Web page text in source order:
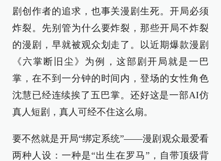
剧创作者的追求，也事关漫剧生死。开局必须
炸裂。先别管为什么要炸裂，那些开局不炸裂
的漫剧，早就被观众划走了。以近期爆款漫剧
《六掌断旧尘》为例，这部剧开局就是一巴
掌，在不到一分钟的时间内，登场的女性角色
沈慧已经连续挨了五巴掌。还好这是一部AI仿
真人短剧，真人可经不住这么扇。
要不然就是开局“绑定系统”——漫剧观众最爱看
两种人设：一种是“出生在罗马”，自带顶级背